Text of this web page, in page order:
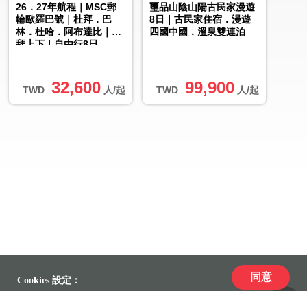
TWD 32,600 人/起
26．27年航程｜MSC郵
輪歐羅巴號｜杜拜．巴
林．杜哈．阿布達比｜杜
拜上下｜自由行8日
TWD 99,900 人/起
璽品山陰山陽古民家漫遊
8日｜古民家住宿．漫遊
四國中國．溫泉雙連泊
Cookies 設定： 同意